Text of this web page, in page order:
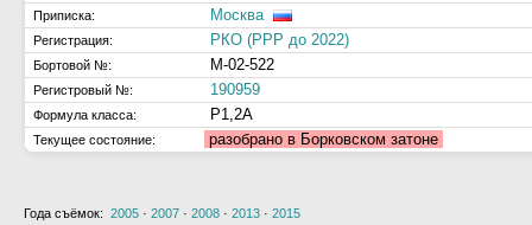
Приписка: Москва
Регистрация: РКО (РРР до 2022)
Бортовой №: М-02-522
Регистровый №: 190959
Формула класса: Р1,2А
Текущее состояние: разобрано в Борковском затоне
Года съёмок: 2005 · 2007 · 2008 · 2013 · 2015